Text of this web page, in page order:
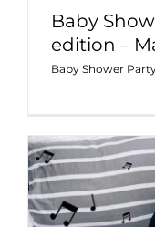
Baby
edition –
Baby Shower